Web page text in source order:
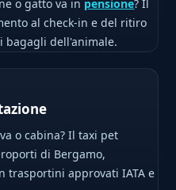
o gatto va in pensione? Il
al check-in e del ritiro
bagagli dell'animale.
o cabina? Il taxi pet
di Bergamo,
trasportini approvati IATA e